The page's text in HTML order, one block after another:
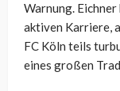
Warnung.
aktiven Karriere,
FC Köln teils
eines großen